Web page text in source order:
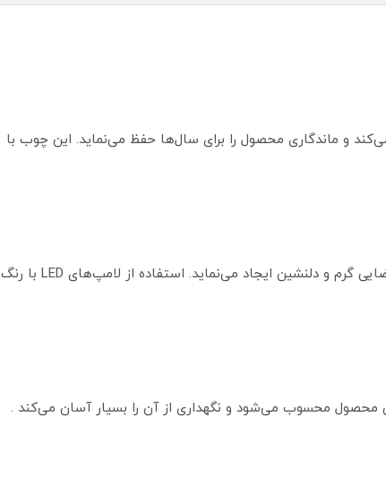
و ماندگاری محصول را برای سال‌ها حفظ می‌نماید. این چوب با
کلاهک پارچه‌ای حصیری، نور را به شکلی یکنواخت و بدون خیرگی در محیط پخش می‌کند و فضایی گرم و دلنشین ایجاد می‌نماید. استفاده از لامپ‌های LED با رنگ
محصول محسوب می‌شود و نگهداری از آن را بسیار آسان می‌کند .